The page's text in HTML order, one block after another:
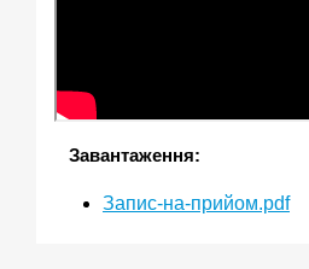
Завантаження:
Запис-на-прийом.pdf